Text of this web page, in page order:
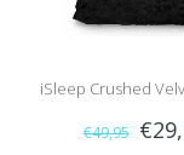
iSleep Crushed
€49,95